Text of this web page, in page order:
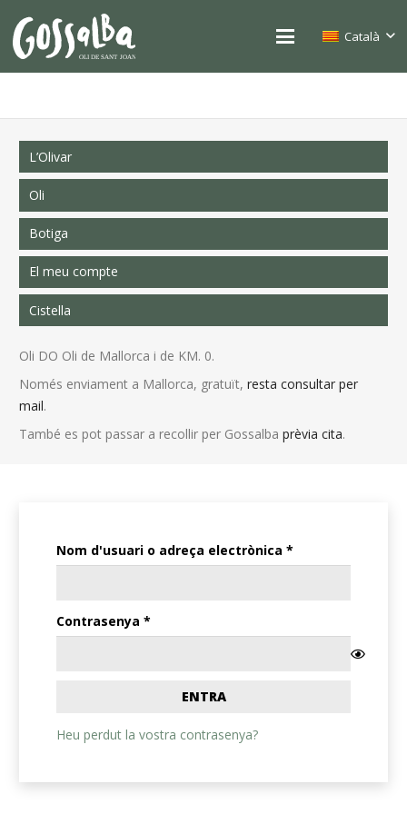
Català
L’Olivar
Oli
Botiga
El meu compte
Cistella
Oli DO Oli de Mallorca i de KM. 0.
Només enviament a Mallorca, gratuït, resta consultar per
mail.
També es pot passar a recollir per Gossalba prèvia cita.
Nom d'usuari o adreça electrònica *Obligatori
Contrasenya *Obligatori
ENTRA
Heu perdut la vostra contrasenya?